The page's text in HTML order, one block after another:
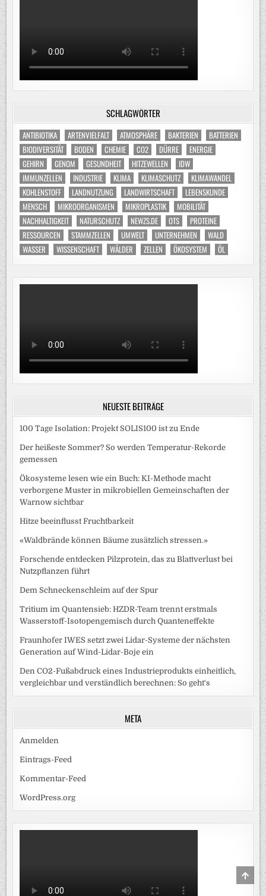
SCHLAGWÖRTER
ANTIBIOTIKA ARTENVIELFALT ATMOSPHÄRE BAKTERIEN
BATTERIEN
BIODIVERSITÄT
BODEN CHEMIE CO2 DÜRRE
ENERGIE
GEHIRN
GENOM GESUNDHEIT HITZEWELLEN
IDW
IMMUNZELLEN
INDUSTRIE KLIMA KLIMASCHUTZ
KLIMAWANDEL
KOHLENSTOFF
LANDNUTZUNG LANDWIRTSCHAFT
LEBENSKUNDE
MENSCH
MIKROORGANISMEN MIKROPLASTIK
MOBILITÄT
NACHHALTIGKEIT
NATURSCHUTZ NEWZS.DE OTS
PROTEINE
RESSOURCEN
STAMMZELLEN UMWELT UNTERNEHMEN
WALD
WASSER
WISSENSCHAFT WÄLDER ZELLEN ÖKOSYSTEM ÖL
NEUESTE BEITRÄGE
100 Tage Isolation: Projekt SOLIS100 ist zu Ende
Der heißeste Sommer? So werden Temperatur-Rekorde
gemessen
Ökosysteme lesen wie ein Buch: KI-Methode macht
verborgene Muster in mikrobiellen Gemeinschaften der
Warnow sichtbar
Hitze beeinflusst Fruchtbarkeit
«Waldbrände können Bäume zusätzlich stressen.»
Forschende entdecken Pilzprotein, das zu Blattverlust bei
Nutzpflanzen führt
Dem Schneckenschleim auf der Spur
Tritium im Quantensieb: HZDR-Team trennt erstmals
Wasserstoff-Isotopengemisch durch Quanteneffekte
Fraunhofer IWES setzt zwei Lidar-Systeme der nächsten
Generation auf Wind-Lidar-Boje ein
Den CO2-Fußabdruck eines Industrieprodukts einheitlich,
vergleichbar und verständlich berechnen: So geht‘s
META
Anmelden
Eintrags-Feed
Kommentar-Feed
WordPress.org
TO
TOP